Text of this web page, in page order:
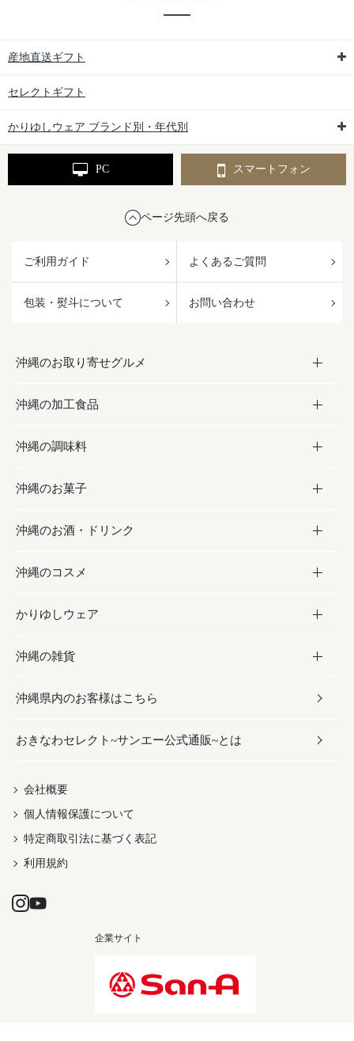
産地直送ギフト
セレクトギフト
かりゆしウェア ブランド別・年代別
PC スマートフォン
ページ先頭へ戻る
ご利用ガイド よくあるご質問
包装・熨斗について お問い合わせ
沖縄のお取り寄せグルメ
お取り寄せグルメ
フルーツ・野菜
お肉
海産物
沖縄の加工食品
加工食品
缶詰／パウチ
沖縄料理
沖縄そば／乾麺
レトルト食品
乾物／粉類
沖縄の調味料
調味料
砂糖／黒砂糖
塩
お酢／ドレッシング
しょうゆ
みそ
だし／スパイス／島唐辛子
沖縄のお菓子
お菓子
黒糖
ちんすこう
伝統菓子
スナック
おつまみ
紅芋
沖縄のお酒・ドリンク
お酒・ドリンク
泡盛
ビール・チューハイ
ワイン・ウィスキー・カクテル
ドリンク
茶葉
沖縄のコスメ
コスメ
スキンケア
ボディケア
ヘアケア
UVケア
かりゆしウェア
かりゆしウェア
メンズ
レディース
沖縄の雑貨
雑貨
沖縄ファッション
伝統工芸品
沖縄県内のお客様はこちら
おきなわセレクト~サンエー公式通販~とは
会社概要
個人情報保護について
特定商取引法に基づく表記
利用規約
企業サイト